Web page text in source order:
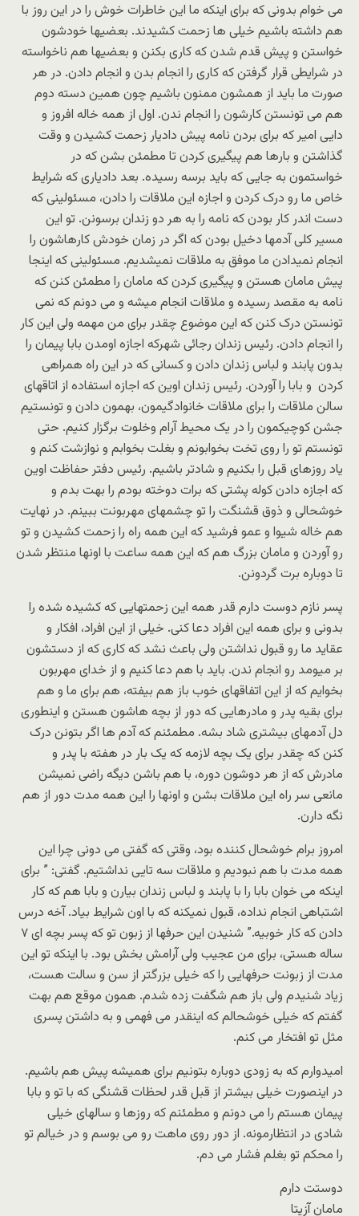
می خوام بدونی که برای اینکه ما این خاطرات خوش را در این روز با
هم داشته باشیم خیلی ها زحمت کشیدند. بعضیها خودشون
خواستن و پیش قدم شدن که کاری بکنن و بعضیها هم ناخواسته
در شرایطی قرار گرفتن که کاری را انجام بدن و انجام دادن. در هر
صورت ما باید از همشون ممنون باشیم چون همین دسته دوم
هم می تونستن کارشون را انجام ندن. اول از همه خاله افروز و
دایی امیر که برای بردن نامه پیش دادیار زحمت کشیدن و وقت
گذاشتن و بارها هم پیگیری کردن تا مطمئن بشن که در
خواستمون به جایی که باید برسه رسیده. بعد دادیاری که شرایط
خاص ما رو درک کردن و اجازه این ملاقات را دادن، مسئولینی که
دست اندر کار بودن که نامه را به هر دو زندان برسونن. تو این
مسیر کلی آدمها دخیل بودن که اگر در زمان خودش کارهاشون را
انجام نمیدادن ما موفق به ملاقات نمیشدیم. مسئولینی که اینجا
پیش مامان هستن و پیگیری کردن که مامان را مطمئن کنن که
نامه به مقصد رسیده و ملاقات انجام میشه و می دونم که نمی
تونستن درک کنن که این موضوع چقدر برای من مهمه ولی این کار
را انجام دادن. رئیس زندان رجائی شهرکه اجازه اومدن بابا پیمان را
بدون پابند و لباس زندان دادن و کسانی که در این راه همراهی
کردن و بابا را آوردن. رئیس زندان اوین که اجازه استفاده از اتاقهای
سالن ملاقات را برای ملاقات خانوادگیمون، بهمون دادن و تونستیم
جشن کوچیکمون را در یک محیط آرام وخلوت برگزار کنیم. حتی
تونستم تو را روی تخت بخوابونم و بغلت بخوابم و نوازشت کنم و
یاد روزهای قبل را بکنیم و شادتر باشیم. رئیس دفتر حفاظت اوین
که اجازه دادن کوله پشتی که برات دوخته بودم را بهت بدم و
خوشحالی و ذوق قشنگت را تو چشمهای مهربونت ببینم. در نهایت
هم خاله شیوا و عمو فرشید که این همه راه را زحمت کشیدن و تو
رو آوردن و مامان بزرگ هم که این همه ساعت با اونها منتظر شدن
تا دوباره برت گردونن.
پسر نازم دوست دارم قدر همه این زحمتهایی که کشیده شده را
بدونی و برای همه این افراد دعا کنی. خیلی از این افراد، افکار و
عقاید ما رو قبول نداشتن ولی باعث نشد که کاری که از دستشون
بر میومد رو انجام ندن. باید با هم دعا کنیم و از خدای مهربون
بخوایم که از این اتفاقهای خوب باز هم بیفته، هم برای ما و هم
برای بقیه پدر و مادرهایی که دور از بچه هاشون هستن و اینطوری
دل آدمهای بیشتری شاد بشه. مطمئنم که آدم ها اگر بتونن درک
کنن که چقدر برای یک بچه لازمه که یک بار در هفته با پدر و
مادرش که از هر دوشون دوره، با هم باشن دیگه راضی نمیشن
مانعی سر راه این ملاقات بشن و اونها را این همه مدت دور از هم
نگه دارن.
امروز برام خوشحال کننده بود، وقتی که گفتی می دونی چرا این
همه مدت با هم نبودیم و ملاقات سه تایی نداشتیم. گفتی: ” برای
اینکه می خوان بابا را با پابند و لباس زندان بیارن و بابا هم که کار
اشتباهی انجام نداده، قبول نمیکنه که با اون شرایط بیاد. آخه درس
دادن که کار خوبیه.” شنیدن این حرفها از زبون تو که پسر بچه ای ۷
ساله هستی، برای من عجیب ولی آرامش بخش بود. با اینکه تو این
مدت از زبونت حرفهایی را که خیلی بزرگتر از سن و سالت هست،
زیاد شنیدم ولی باز هم شگفت زده شدم. همون موقع هم بهت
گفتم که خیلی خوشحالم که اینقدر می فهمی و به داشتن پسری
مثل تو افتخار می کنم.
امیدوارم که به زودی دوباره بتونیم برای همیشه پیش هم باشیم.
در اینصورت خیلی بیشتر از قبل قدر لحظات قشنگی که با تو و بابا
پیمان هستم را می دونم و مطمئنم که روزها و سالهای خیلی
شادی در انتظارمونه. از دور روی ماهت رو می بوسم و در خیالم تو
را محکم تو بغلم فشار می دم.
دوستت دارم
مامان آزیتا